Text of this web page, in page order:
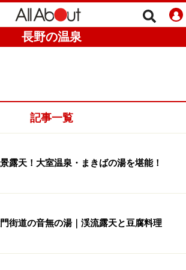
長野の温泉
記事一覧
露天！大室温泉・まきばの湯を堪能！
街道の音無の湯｜渓流露天と豆腐料理